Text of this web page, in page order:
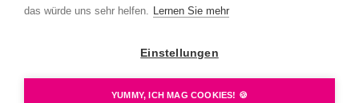
Newsletter abonnieren
Hinweisgebersystem
das würde uns sehr helfen. Lernen Sie mehr
Einstellungen
YUMMY, ICH MAG COOKIES! 🍪